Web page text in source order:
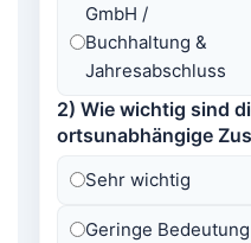
GmbH /
Buchhaltung &
Jahresabschluss
2) Wie wichtig sind
ortsunabhängige
Sehr wichtig
Geringe Bedeutung